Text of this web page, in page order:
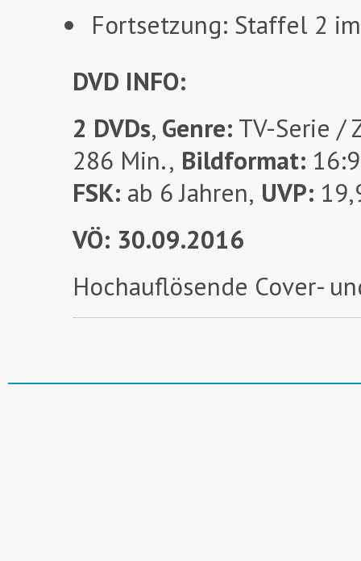
Fortsetzung: Staffel 2
DVD INFO:
2 DVDs, Genre: TV-Serie /
286 Min., Bildformat:
FSK: ab 6 Jahren, UVP:
VÖ: 30.09.2016
Hochauflösende Cover-